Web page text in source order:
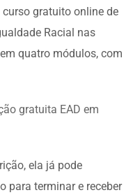
gratuito online de
Racial nas
quatro módulos, com
gratuita EAD em
ela já pode
para terminar e receber